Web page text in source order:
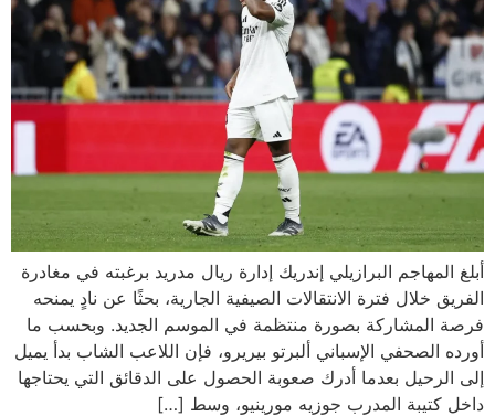
أبلغ المهاجم البرازيلي إندريك إدارة ريال مدريد برغبته في مغادرة
الفريق خلال فترة الانتقالات الصيفية الجارية، بحثًا عن نادٍ يمنحه
فرصة المشاركة بصورة منتظمة في الموسم الجديد. وبحسب ما
أورده الصحفي الإسباني ألبرتو بيريرو، فإن اللاعب الشاب بدأ يميل
إلى الرحيل بعدما أدرك صعوبة الحصول على الدقائق التي يحتاجها
داخل كتيبة المدرب جوزيه مورينيو، وسط […]